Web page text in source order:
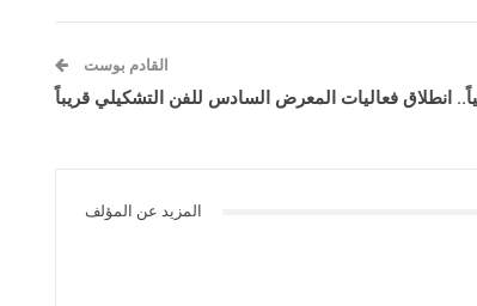
القادم بوست
المزيد عن المؤلف